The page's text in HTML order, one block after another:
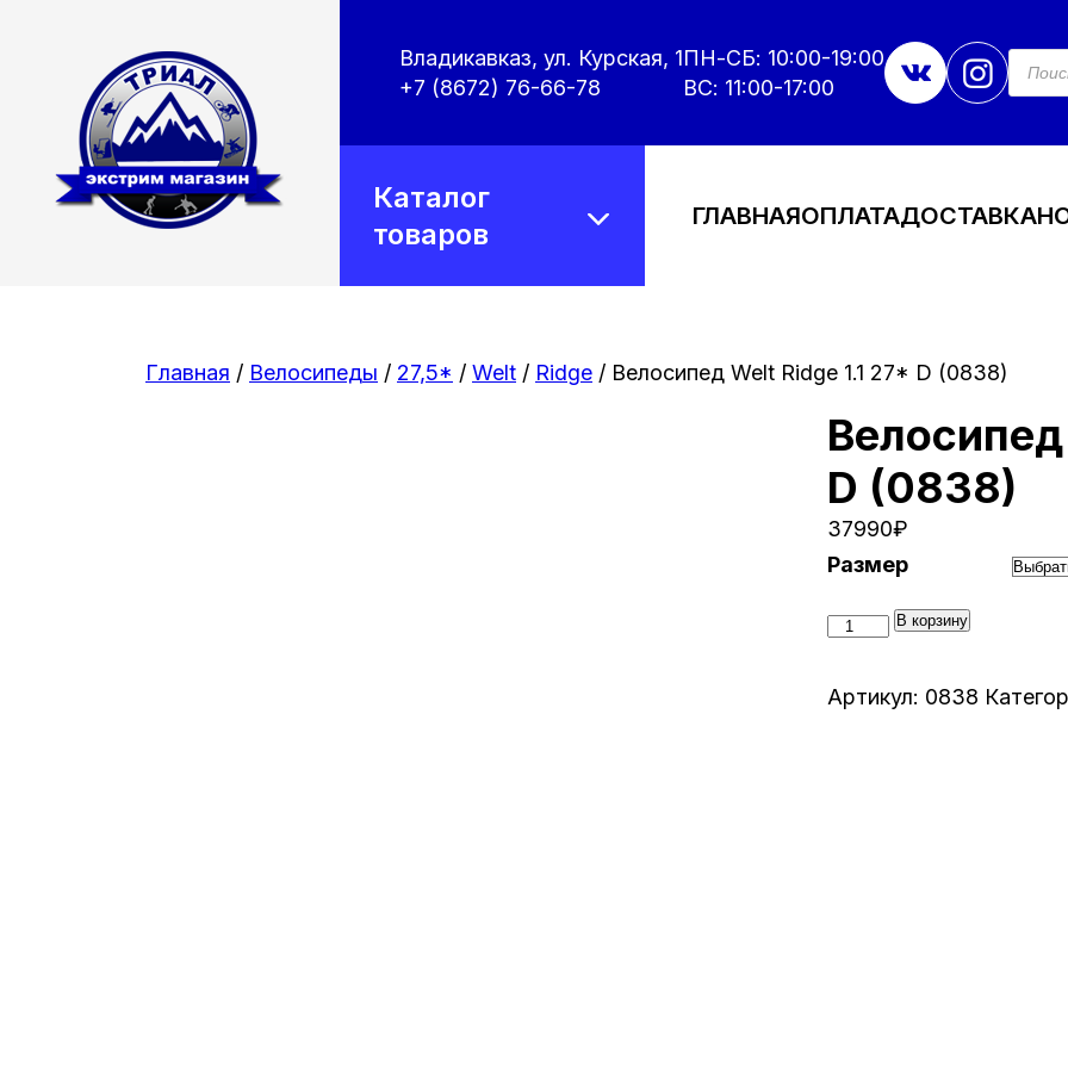
Владикавказ, ул. Курская, 1
+7 (8672) 76-66-78
ПН-СБ: 10:00-19:00
ВС: 11:00-17:00
Каталог
товаров
ГЛАВНАЯОПЛАТАДОСТАВКА
Главная / Велосипеды / 27,5* / Welt / Ridge / Велосипед Welt Ridge 1.1 27* D (0838)
D (0838)
37990₽
Размер
Количество
Welt
В корзину
Артикул: 0838